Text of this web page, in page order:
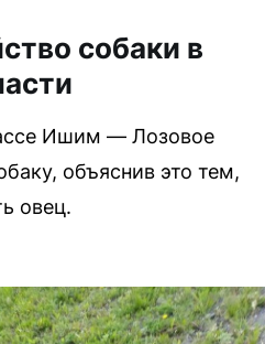
собаки в
Ишим — Лозовое
объяснив это тем,
овец.